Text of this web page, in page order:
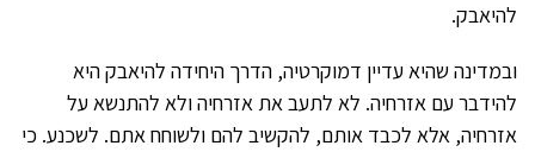
להיאבק.
ובמדינה שהיא עדיין דמוקרטיה, הדרך היחידה להיאבק היא
להידבר עם אזרחיה. לא לתעב את אזרחיה ולא להתנשא על
אזרחיה, אלא לכבד אותם, להקשיב להם ולשוחח אתם. לשכנע. כי